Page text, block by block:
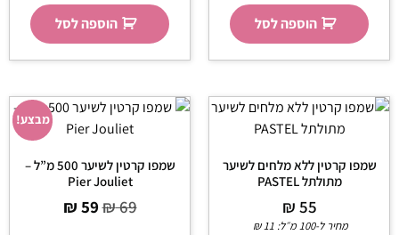
הוספה לסל הוספה לסל
שמפו קרטין ללא מלחים לשיער
מתולתל PASTEL
₪55
מחיר ל-100 מ״ל: ₪11
מבצע!
שמפו קרטין לשיער 500 מ”ל –
Pier Jouliet
₪69
₪59